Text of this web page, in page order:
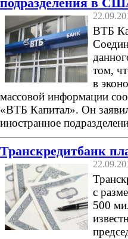
ВТБ
том,
в
массовой информации
«ВТБ Капитал». Он
иностранное
Транскредитбанк
с
500